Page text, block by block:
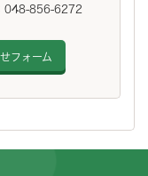
048-856-6272
フォーム